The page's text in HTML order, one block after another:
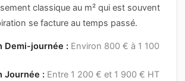
classique au m² qui est souvent
se facture au temps passé.
Demi-journée : Environ 800 € à 1 100
Journée : Entre 1 200 € et 1 900 € HT